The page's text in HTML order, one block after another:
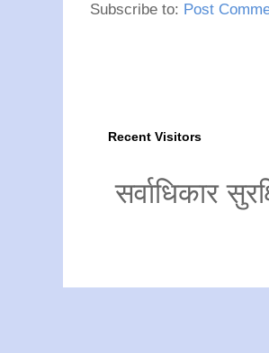
Subscribe to: Post
Recent Visitors
सर्वाधिकार